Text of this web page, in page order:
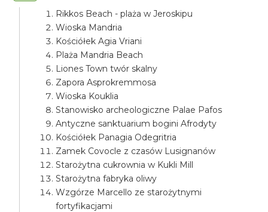
Rikkos Beach - plaża w Jeroskipu
Wioska Mandria
Kościółek Agia Vriani
Plaża Mandria Beach
Liones Town twór skalny
Zapora Asprokremmosa
Wioska Kouklia
Stanowisko archeologiczne Palae Pafos
Antyczne sanktuarium bogini Afrodyty
Kościółek Panagia Odegritria
Zamek Covocle z czasów Lusignanów
Starożytna cukrownia w Kukli Mill
Starożytna fabryka oliwy
Wzgórze Marcello ze starożytnymi
fortyfikacjami